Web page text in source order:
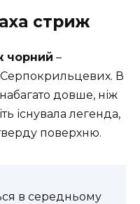
стриж
чорний –
В
довше, ніж
існувала легенда,
поверхню.
в середньому